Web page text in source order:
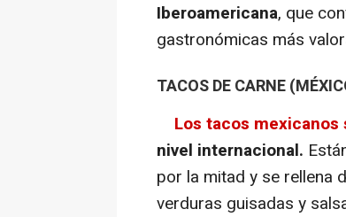
Iberoamericana, que
gastronómicas más
TACOS DE CARNE
Los tacos
nivel internacional.
por la mitad y se rellena
verduras guisadas y